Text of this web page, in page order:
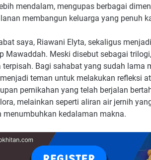
mendalam, mengupas berbagai
membangun keluarga yang penuh
saya, Riawani Elyta, sekaligus
Mawaddah. Meski disebut sebagai
Bagi sahabat yang sudah lama
teman untuk melakukan refleksi
pernikahan yang telah berjalan
melainkan seperti aliran air jernih
menumbuhkan kedalaman makna.